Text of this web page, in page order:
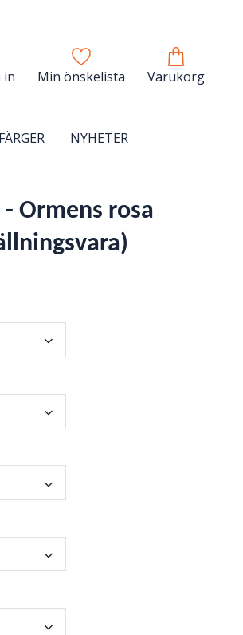
in Min önskelista Varukorg
NYHETER
Ormens rosa